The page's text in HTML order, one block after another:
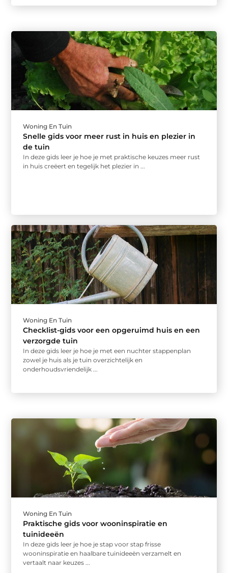
Woning En Tuin
Snelle gids voor meer rust in huis en plezier in
de tuin
In deze gids leer je hoe je met praktische keuzes meer rust
in huis creëert en tegelijk het plezier in ...
Woning En Tuin
Checklist-gids voor een opgeruimd huis en een
verzorgde tuin
In deze gids leer je hoe je met een nuchter stappenplan
zowel je huis als je tuin overzichtelijk en
onderhoudsvriendelijk ...
Woning En Tuin
Praktische gids voor wooninspiratie en
tuinideeën
In deze gids leer je hoe je stap voor stap frisse
wooninspiratie en haalbare tuinideeën verzamelt en
vertaalt naar keuzes ...